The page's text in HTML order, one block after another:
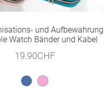
und
Watch Bänder und Kabel
19.90CHF